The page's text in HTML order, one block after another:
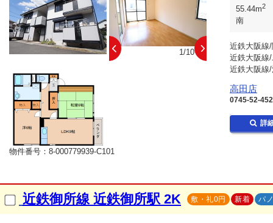
1/10
10/10
物件番号：8-000779939-C101
55.44m2
南
近鉄大阪線
近鉄大阪線
近鉄大阪線
高田店
0745-52-
詳
近鉄御所線 近鉄御所駅 2K 敷・礼0円 新着 パ